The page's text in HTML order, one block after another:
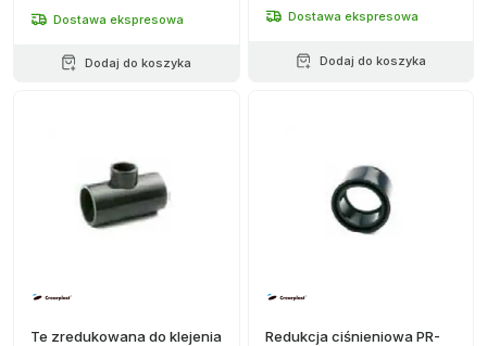
Dostawa ekspresowa
Dodaj do koszyka
Dostawa ekspresowa
Dodaj do koszyka
Te zredukowana do klejenia
Redukcja ciśnieniowa PR-